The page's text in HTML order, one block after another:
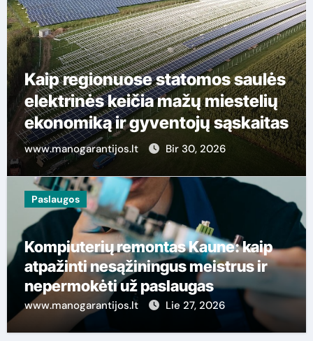
Futbolo taktika: kaip skaityti
žaidimą ir geriau jį suprasti
www.manogarantijos.lt Geg 30, 2026
Paslaugos
Kompiuterių remontas Kaune: kaip
atpažinti nesąžiningus meistrus ir
nepermokėti už paslaugas
www.manogarantijos.lt Lie 27, 2026